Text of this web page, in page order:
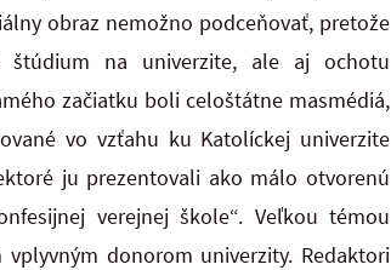
obraz nemožno podceňovať, pretože
štúdium na univerzite, ale aj ochotu
začiatku boli celoštátne masmédiá,
vo vzťahu ku Katolíckej univerzite
ju prezentovali ako málo otvorenú
verejnej škole“. Veľkou témou
donorom univerzity. Redaktori